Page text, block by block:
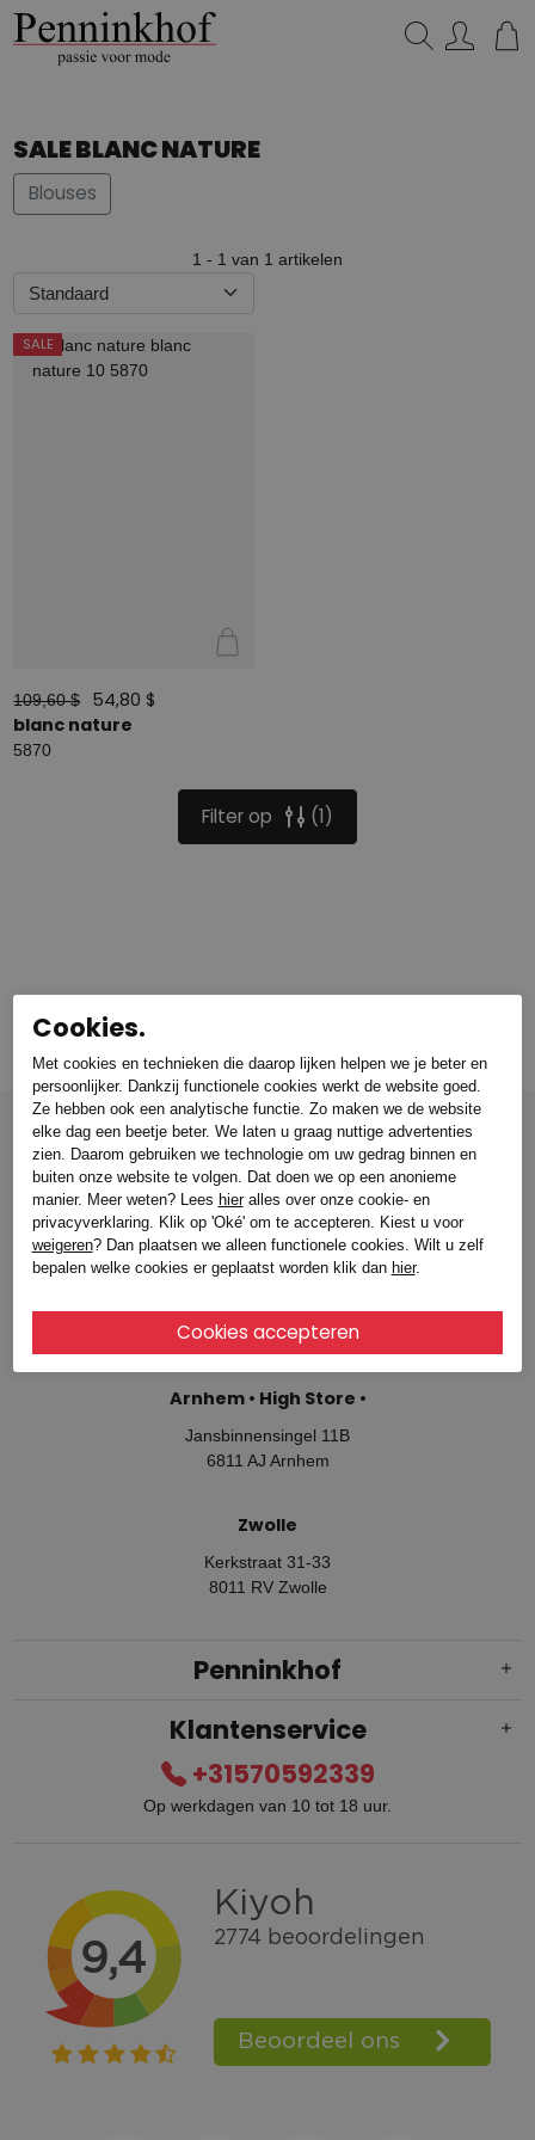
SALE BLANC NATURE
Blouses
1 - 1 van 1 artikelen
SALE
109,60 $
54,80 $
blanc nature
5870
Filter op 1
Winkels
Arnhem
Jansbinnensingel 11B
6811 AJ Arnhem
Arnhem • High Store •
Jansbinnensingel 11B
6811 AJ Arnhem
Zwolle
Kerkstraat 31-33
8011 RV Zwolle
Penninkhof
Gratis verzending vanaf € 100,=
Bel +31570592339
Spaarpunten
Shop the Look
Telefonisch bestellen ook mogelijk
Klantenservice
+31570592339
Op werkdagen van 10 tot 18 uur.
Cookies.
Met cookies en technieken die daarop lijken helpen we je beter en
persoonlijker. Dankzij functionele cookies werkt de website goed.
Ze hebben ook een analytische functie. Zo maken we de website
elke dag een beetje beter. We laten u graag nuttige advertenties
zien. Daarom gebruiken we technologie om uw gedrag binnen en
buiten onze website te volgen. Dat doen we op een anonieme
manier. Meer weten? Lees hieralles over onze cookie- en
privacyverklaring. Klik op 'Oké' om te accepteren. Kiest u voor
weigeren? Dan plaatsen we alleen functionele cookies. Wilt u zelf
bepalen welke cookies er geplaatst worden klik dan hier.